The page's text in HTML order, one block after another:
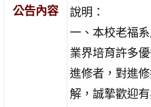
公告內容
說明：
一、本校老福
業界培育許多
進修者，對進
解，誠摯歡迎